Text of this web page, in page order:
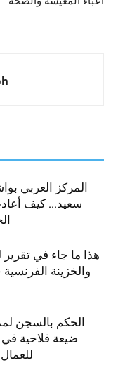
المركز العربي
سعيد… كيف
هذا ما جاء في تقرير
والخزينة
ضيعة فلاحية في